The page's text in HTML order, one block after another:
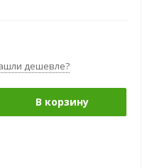
дешевле?
В корзину